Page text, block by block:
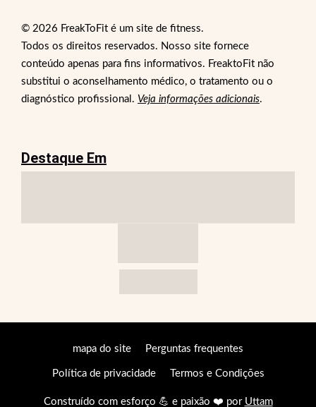
© 2026 FreakToFit é um site de fitness.
Todos os direitos reservados. Nosso site fornece
conteúdo apenas para fins informativos. FreaktoFit não
substitui o aconselhamento médico, o tratamento ou o
diagnóstico profissional. Veja informações adicionais.
Destaque Em
mapa do site Perguntas frequentes
Política de privacidade Termos e Condições
Construído com esforço 💪 e paixão ❤️ por Uttam